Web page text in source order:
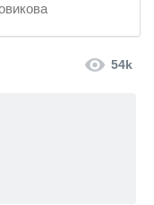
54k